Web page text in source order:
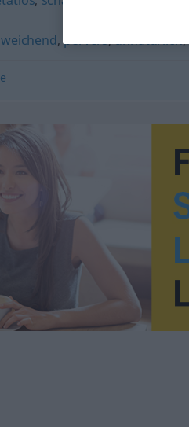
,pervers,unnatürlich,